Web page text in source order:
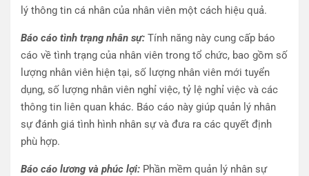
lý thông tin cá nhân của nhân viên một cách hiệu quả.
Báo cáo tình trạng nhân sự: Tính năng này cung cấp báo
cáo về tình trạng của nhân viên trong tổ chức, bao gồm số
lượng nhân viên hiện tại, số lượng nhân viên mới tuyển
dụng, số lượng nhân viên nghỉ việc, tỷ lệ nghỉ việc và các
thông tin liên quan khác. Báo cáo này giúp quản lý nhân
sự đánh giá tình hình nhân sự và đưa ra các quyết định
phù hợp.
Báo cáo lương và phúc lợi: Phần mềm quản lý nhân sự